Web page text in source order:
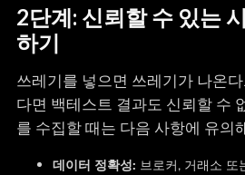
2단계: 신뢰할 수 있는
하기
쓰레기를 넣으면 쓰레기가 나온
다면 백테스트 결과도 신뢰할 수
를 수집할 때는 다음 사항에 유의
데이터 정확성: 브로커, 거래소 또